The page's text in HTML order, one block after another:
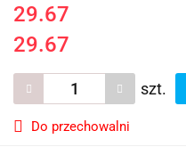
29.67
29.67
szt.
Do przechowalni